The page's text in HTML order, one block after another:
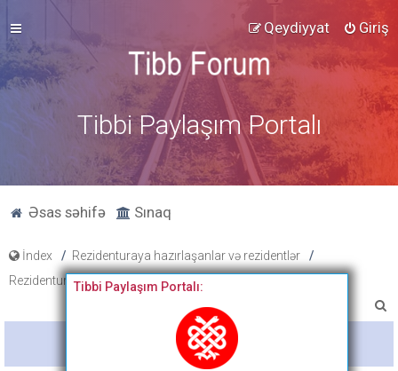
Giriş
Qeydiyyat
Tibbi Paylaşım Portalı
Əsas səhifə Sınaq
İndex
Rezidenturaya hazırlaşanlar və rezidentlər
Rezidentura hazırlıq materialları
Bitdi
Tibbi Paylaşım Portalı: